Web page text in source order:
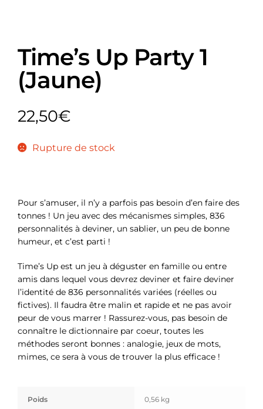
Time’s Up Party 1
(Jaune)
22,50€
Rupture de stock
Pour s’amuser, il n’y a parfois pas besoin d’en faire des
tonnes ! Un jeu avec des mécanismes simples, 836
personnalités à deviner, un sablier, un peu de bonne
humeur, et c’est parti !
Time’s Up est un jeu à déguster en famille ou entre
amis dans lequel vous devrez deviner et faire deviner
l’identité de 836 personnalités variées (réelles ou
fictives). Il faudra être malin et rapide et ne pas avoir
peur de vous marrer ! Rassurez-vous, pas besoin de
connaître le dictionnaire par coeur, toutes les
méthodes seront bonnes : analogie, jeux de mots,
mimes, ce sera à vous de trouver la plus efficace !
Poids 0,56 kg